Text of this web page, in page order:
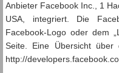
Anbieter Facebook Inc., 1
USA, integriert. Die
Facebook-Logo oder dem
Seite. Eine Übersicht über
http://